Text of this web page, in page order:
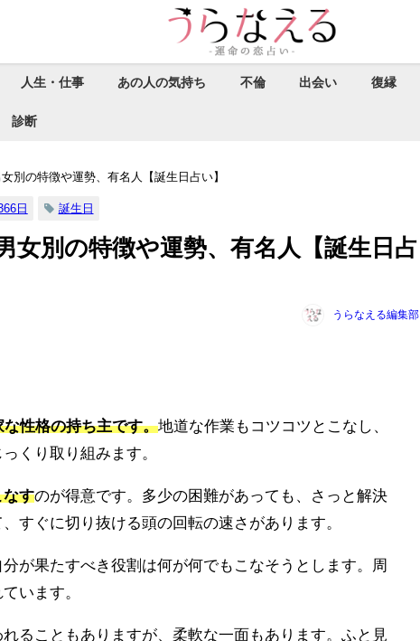
人生・仕事 あの人の気持ち 不倫 出会い 復縁
診断
別の特徴や運勢、有名人【誕生日占い】
日 誕生日
女別の特徴や運勢、有名人【誕生日占
うらなえる編集部
性格の持ち主です。地道な作業もコツコツとこなし、
くり取り組みます。
なすのが得意です。多少の困難があっても、さっと解決
すぐに切り抜ける頭の回転の速さがあります。
分が果たすべき役割は何が何でもこなそうとします。周
います。
ることもありますが、柔軟な一面もあります。ふと見